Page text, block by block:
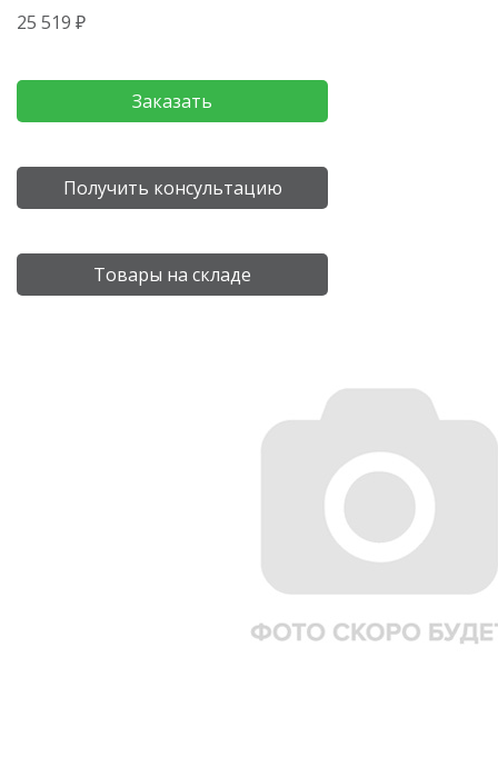
25 519 ₽
Заказать
Получить консультацию
Товары на складе